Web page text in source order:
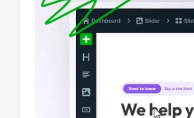
Beginning of dialog window. Escape will
cancel and close the window.
Background
Transparency